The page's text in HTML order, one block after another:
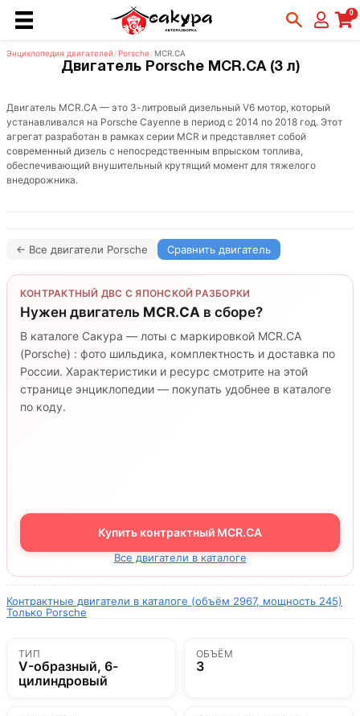
0
Энциклопедия двигателей/ Porsche/ MCR.CA
Двигатель Porsche MCR.CA (3 л)
Двигатель MCR.CA — это 3-литровый дизельный V6 мотор, который
устанавливался на Porsche Cayenne в период с 2014 по 2018 год. Этот
агрегат разработан в рамках серии MCR и представляет собой
современный дизель с непосредственным впрыском топлива,
обеспечивающий внушительный крутящий момент для тяжелого
внедорожника.
← Все двигатели Porsche Сравнить двигатель
КОНТРАКТНЫЙ ДВС С ЯПОНСКОЙ РАЗБОРКИ
Нужен двигатель MCR.CA в сборе?
В каталоге Сакура — лоты с маркировкой MCR.CA
(Porsche) : фото шильдика, комплектность и доставка по
России. Характеристики и ресурс смотрите на этой
странице энциклопедии — покупать удобнее в каталоге
по коду.
Купить контрактный MCR.CA
Все двигатели в каталоге
Контрактные двигатели в каталоге (объём 2967, мощность 245)
Только Porsche
ТИП
V-образный, 6-
цилиндровый
ОБЪЁМ
3